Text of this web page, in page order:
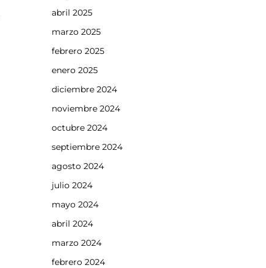
abril 2025
marzo 2025
febrero 2025
enero 2025
diciembre 2024
noviembre 2024
octubre 2024
septiembre 2024
agosto 2024
julio 2024
mayo 2024
abril 2024
marzo 2024
febrero 2024